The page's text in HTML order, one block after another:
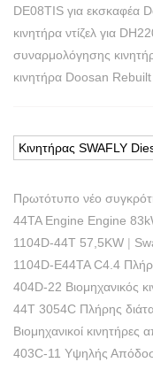
DE08TIS για εκσκαφέα
κινητήρα ντίζελ για
συναρμολόγησης
κινητήρα Doosan
Κινητήρας SWAFLY
Πρωτότυπο νέο
44TA Engine Engine
1104D-44T 57,5KW |
1104D-E44TA C4.4
404D-22 Βιομηχανικός
44T 3054C Πλήρης
Βιομηχανικοί κινητήρες
403C-11 Υψηλής